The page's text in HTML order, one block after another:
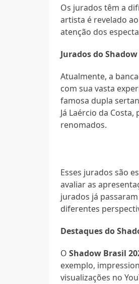
Os jurados têm a
artista é revelado
atenção dos
Jurados do
Atualmente, a
com sua vasta
famosa dupla
Já Laércio da
renomados.
Esses jurados são
avaliar as
jurados já
diferentes
Destaques do
OShadow Brasil
exemplo,
visualizações no